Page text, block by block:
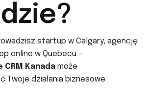
startup w Calgary, agencję
online w Quebecu –
Kanada może
Twoje działania biznesowe.